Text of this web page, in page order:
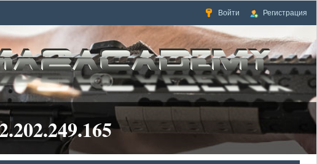
Войти Регистрация